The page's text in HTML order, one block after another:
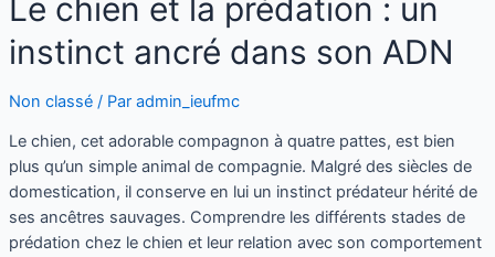
Le chien et la prédation : un
instinct ancré dans son ADN
Non classé/ Par admin_ieufmc
Le chien, cet adorable compagnon à quatre pattes, est bien
plus qu’un simple animal de compagnie. Malgré des siècles de
domestication, il conserve en lui un instinct prédateur hérité de
ses ancêtres sauvages. Comprendre les différents stades de
prédation chez le chien et leur relation avec son comportement